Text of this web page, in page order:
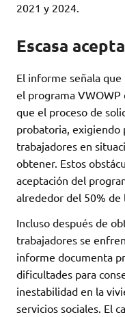
2021 y 2024.
Escasa
El informe señala
el programa
que el proceso de
probatoria, exigiendo
trabajadores en
obtener. Estos
aceptación del
alrededor del 50% de
Incluso después de
trabajadores se
informe documenta
dificultades para
inestabilidad en la
servicios sociales. El